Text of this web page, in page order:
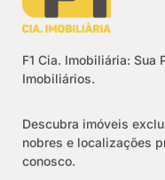
F1 Cia. Imobiliária: Sua
Imobiliários.
Descubra imóveis
nobres e localizações
conosco.